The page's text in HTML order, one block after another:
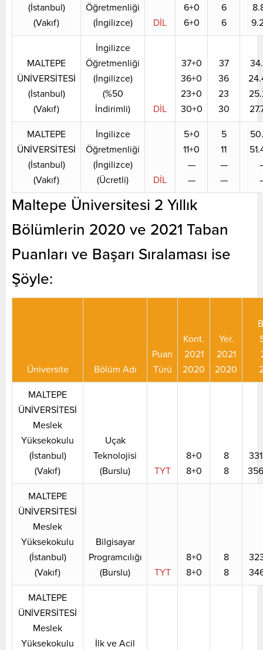
(İstanbul)
(Vakıf)
Öğretmenliği
(İngilizce)
DİL
6+0
6+0
6
6
MALTEPE
ÜNİVERSİTESİ
(İstanbul)
(Vakıf)
İngilizce
Öğretmenliği
(İngilizce)
(%50
İndirimli)
DİL
37+0
36+0
23+0
30+0
37
36
23
30
MALTEPE
ÜNİVERSİTESİ
(İstanbul)
(Vakıf)
İngilizce
Öğretmenliği
(İngilizce)
(Ücretli)
DİL
5+0
11+0
—
—
5
11
—
—
Maltepe Üniversitesi 2 Yıllık
Bölümlerin 2020 ve 2021 Taban
Puanları ve Başarı Sıralaması ise
Şöyle:
Üniversite Bölüm Adı
Puan
Türü
Kont.
2021
2020
Yer.
2021
2020
MALTEPE
ÜNİVERSİTESİ
Meslek
Yüksekokulu
(İstanbul)
(Vakıf)
Uçak
Teknolojisi
(Burslu)
TYT
8+0
8+0
8
8
MALTEPE
ÜNİVERSİTESİ
Meslek
Yüksekokulu
(İstanbul)
(Vakıf)
Bilgisayar
Programcılığı
(Burslu)
TYT
8+0
8+0
8
8
MALTEPE
ÜNİVERSİTESİ
Meslek
Yüksekokulu
İlk ve Acil